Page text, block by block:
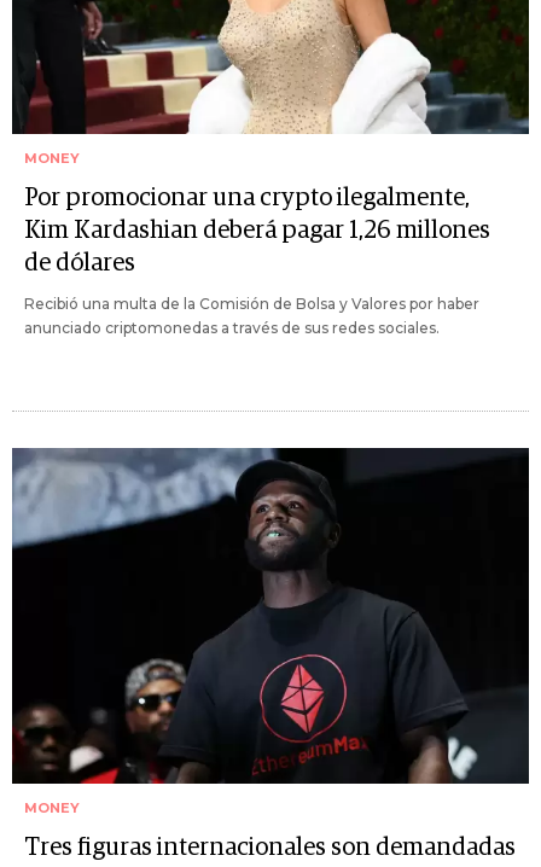
MONEY
Por promocionar una crypto ilegalmente,
Kim Kardashian deberá pagar 1,26 millones
de dólares
Recibió una multa de la Comisión de Bolsa y Valores por haber
anunciado criptomonedas a través de sus redes sociales.
MONEY
Tres figuras internacionales son demandadas